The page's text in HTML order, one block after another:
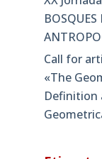
BOSQUES
Call for
«The
Definition